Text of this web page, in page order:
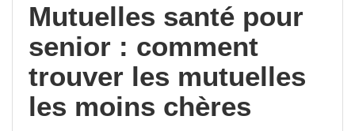
Mutuelles santé pour
senior : comment
trouver les mutuelles
les moins chères